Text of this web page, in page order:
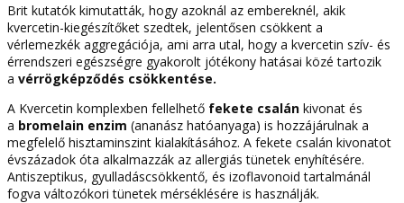
Brit kutatók kimutatták, hogy azoknál az embereknél, akik
kvercetin-kiegészítőket szedtek, jelentősen csökkent a
vérlemezkék aggregációja, ami arra utal, hogy a kvercetin szív- és
érrendszeri egészségre gyakorolt ​​jótékony hatásai közé tartozik
a vérrögképződés csökkentése.
A Kvercetin komplexben fellelhető fekete csalán kivonat és
a bromelain enzim (ananász hatóanyaga) is hozzájárulnak a
megfelelő hisztaminszint kialakításához. A fekete csalán kivonatot
évszázadok óta alkalmazzák az allergiás tünetek enyhítésére.
Antiszeptikus, gyulladáscsökkentő, és izoflavonoid tartalmánál
fogva változókori tünetek mérséklésére is használják.